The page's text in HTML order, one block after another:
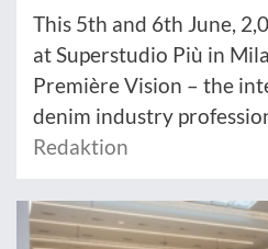
This 5th and 6th June,
at Superstudio Più in
Première Vision – the
denim industry
Redaktion